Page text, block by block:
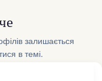
залишається
в темі.